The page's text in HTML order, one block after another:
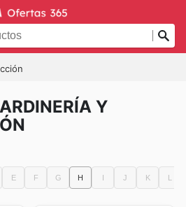
Y
E F G H I J K L